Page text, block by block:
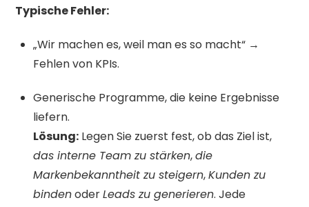
Typische Fehler:
„Wir machen es, weil man es so macht“ →
Fehlen von KPIs.
Generische Programme, die keine Ergebnisse
liefern.
Lösung: Legen Sie zuerst fest, ob das Ziel ist,
das interne Team zu stärken,die
Markenbekanntheit zu steigern,Kunden zu
bindenoderLeads zu generieren. Jede